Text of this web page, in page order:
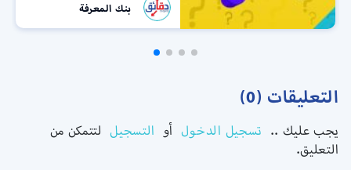
فريق دقائق
التعليقات (0)
يجب عليك .. تسجيل الدخول أو التسجيل لتتمكن من
التعليق.